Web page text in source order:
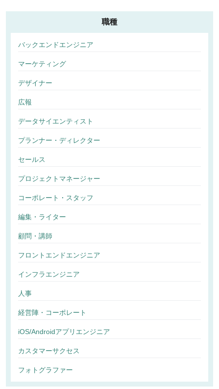
職種
バックエンドエンジニア
マーケティング
デザイナー
広報
データサイエンティスト
プランナー・ディレクター
セールス
プロジェクトマネージャー
コーポレート・スタッフ
編集・ライター
顧問・講師
フロントエンドエンジニア
インフラエンジニア
人事
経営陣・コーポレート
iOS/Androidアプリエンジニア
カスタマーサクセス
フォトグラファー